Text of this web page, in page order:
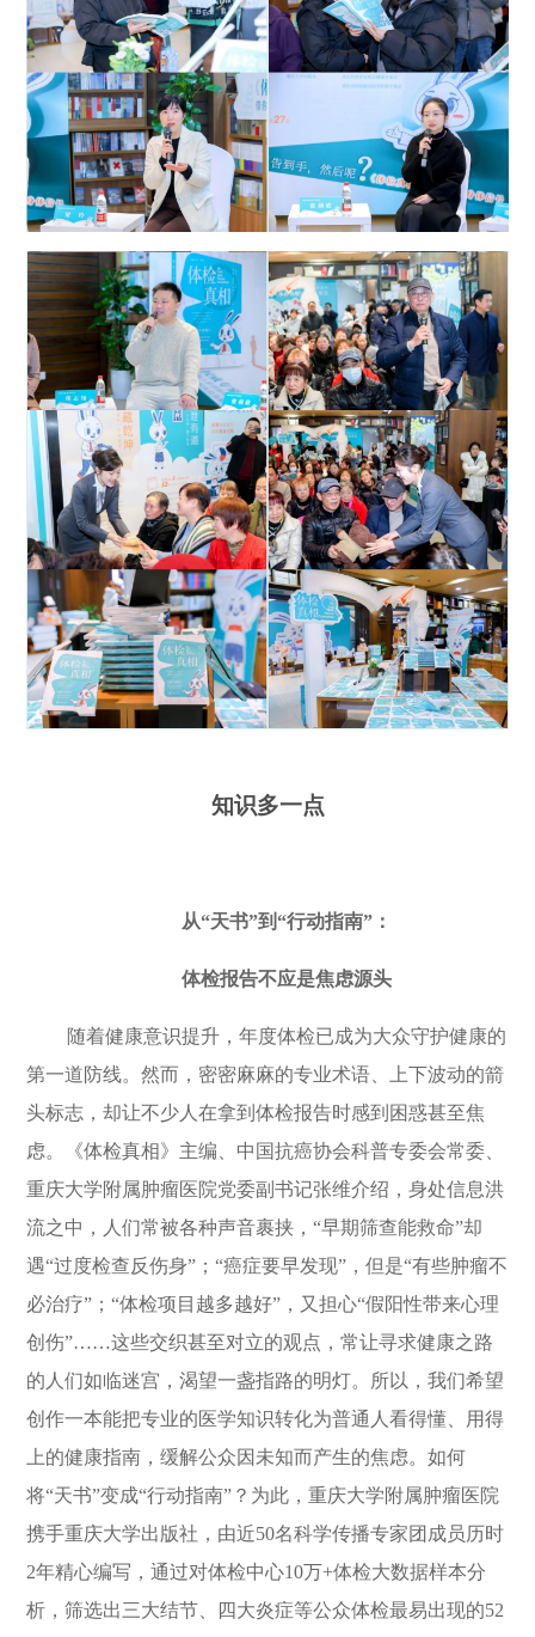
知识多一点
从“天书”到“行动指南” ：
体检报告不应是焦虑源头
随着健康意识提升，年度体检已成为大众守护健康的
第一道防线。然而，密密麻麻的专业术语、上下波动的箭
头标志，却让不少人在拿到体检报告时感到困惑甚至焦
虑。《体检真相》主编、中国抗癌协会科普专委会常委、
重庆大学附属肿瘤医院党委副书记张维介绍，身处信息洪
流之中，人们常被各种声音裹挟，“早期筛查能救命”却
遇“过度检查反伤身”；“癌症要早发现”，但是“有些肿瘤不
必治疗”；“体检项目越多越好”，又担心“假阳性带来心理
创伤”……这些交织甚至对立的观点，常让寻求健康之路
的人们如临迷宫，渴望一盏指路的明灯。所以，我们希望
创作一本能把专业的医学知识转化为普通人看得懂、用得
上的健康指南，缓解公众因未知而产生的焦虑。如何
将“天书”变成“行动指南”？为此，重庆大学附属肿瘤医院
携手重庆大学出版社，由近50名科学传播专家团成员历时
2年精心编写，通过对体检中心10万+体检大数据样本分
析，筛选出三大结节、四大炎症等公众体检最易出现的52